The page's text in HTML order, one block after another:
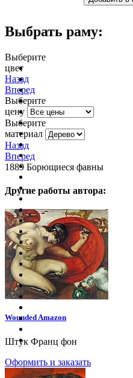
Выбрать раму:
Выберите
цвет
Назад
Вперед
Выберите
цену
Выберите
материал
Назад
Вперед
1889 Борющиеся фавны
Другие работы автора:
Wounded Amazon
Штук Франц фон
Оформить и заказать